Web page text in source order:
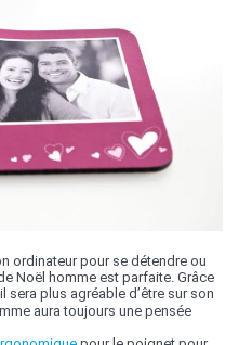
ordinateur pour se détendre ou
Noël homme est parfaite. Grâce
, il sera plus agréable d’être sur son
aura toujours une pensée